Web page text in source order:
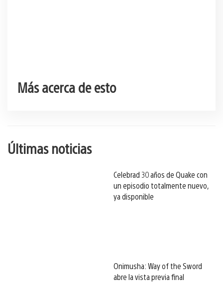
Más acerca de esto
Últimas noticias
Celebrad 30 años de Quake con
un episodio totalmente nuevo,
ya disponible
Onimusha: Way of the Sword
abre la vista previa final